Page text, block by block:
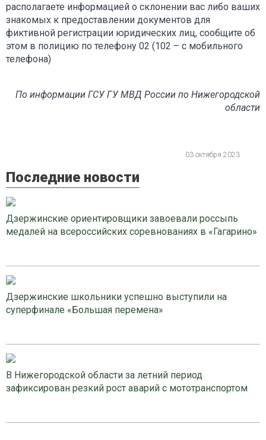
располагаете информацией о склонении вас либо ваших
знакомых к предоставлении документов для
фиктивной регистрации юридических лиц, сообщите об
этом в полицию по телефону 02 (102 – с мобильного
телефона)
По информации ГСУ ГУ МВД России по Нижегородской
области
03 октября 2023
Последние новости
Дзержинские ориентировщики завоевали россыпь
медалей на всероссийских соревнованиях в «Гагарино»
Дзержинские школьники успешно выступили на
суперфинале «Большая перемена»
В Нижегородской области за летний период
зафиксирован резкий рост аварий с мототранспортом